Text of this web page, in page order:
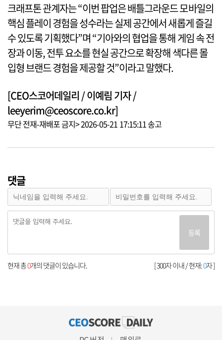
크래프톤 관계자는 “이번 팝업은 배틀그라운드 모바일의
핵심 플레이 경험을 성수라는 실제 공간에서 새롭게 즐길
수 있도록 기획했다”며 “기아와의 협업을 통해 게임 속 전
장과 이동, 전투 요소를 현실 공간으로 확장해 색다른 몰
입형 브랜드 경험을 제공할 것”이라고 말했다.
[CEO스코어데일리 / 이예림 기자 /
leeyerim@ceoscore.co.kr]
무단 전재-재배포 금지> 2026-05-21 17:15:11 송고
댓글
등록
[ 300자 이내 / 현재:0자 ]
현재 총0개의 댓글이 있습니다.